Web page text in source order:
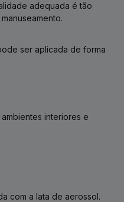
adequada é tão
ser aplicada de forma
interiores e
com a lata de aerossol.